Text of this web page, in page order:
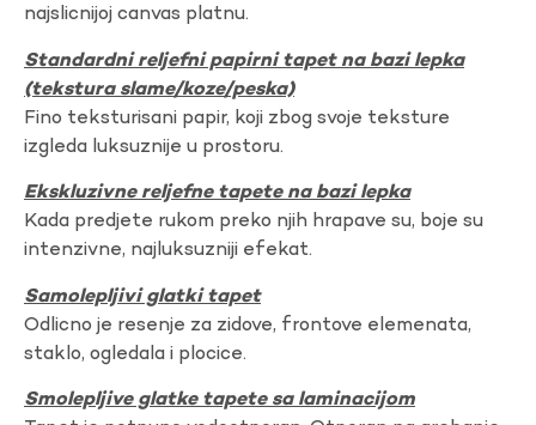
najslicnijoj canvas platnu.
Standardni reljefni papirni tapet na bazi lepka
(tekstura slame/koze/peska)
Fino teksturisani papir, koji zbog svoje teksture
izgleda luksuznije u prostoru.
Ekskluzivne reljefne tapete na bazi lepka
Kada predjete rukom preko njih hrapave su, boje su
intenzivne, najluksuzniji efekat.
Samolepljivi glatki tapet
Odlicno je resenje za zidove, frontove elemenata,
staklo, ogledala i plocice.
Smolepljive glatke tapete sa laminacijom